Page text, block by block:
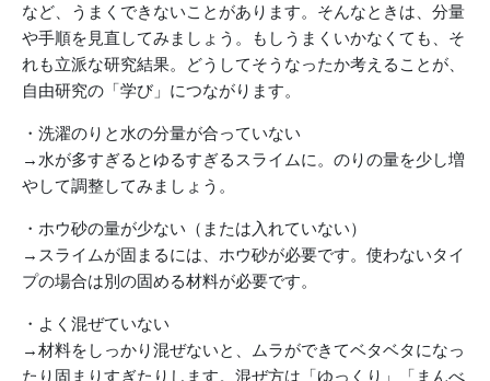
など、うまくできないことがあります。そんなときは、分量
や手順を見直してみましょう。もしうまくいかなくても、そ
れも立派な研究結果。どうしてそうなったか考えることが、
自由研究の「学び」につながります。
・洗濯のりと水の分量が合っていない
→水が多すぎるとゆるすぎるスライムに。のりの量を少し増
やして調整してみましょう。
・ホウ砂の量が少ない（または入れていない）
→スライムが固まるには、ホウ砂が必要です。使わないタイ
プの場合は別の固める材料が必要です。
・よく混ぜていない
→材料をしっかり混ぜないと、ムラができてベタベタになっ
たり固まりすぎたりします。混ぜ方は「ゆっくり」「まんべ